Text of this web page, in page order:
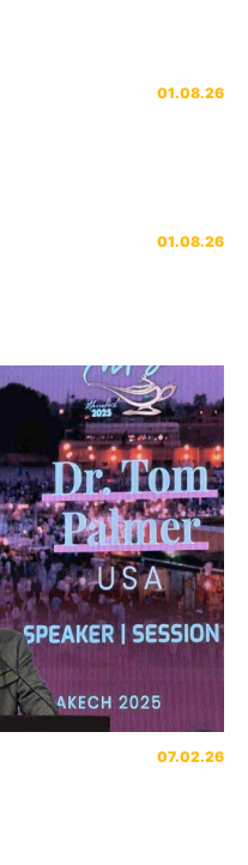
01.08.26
01.08.26
07.02.26